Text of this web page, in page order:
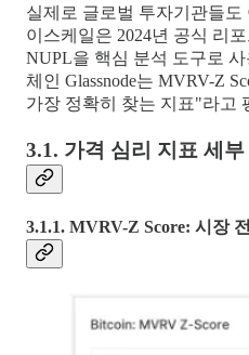
실제로 글로벌 투자기관들도
이스케일은 2024년 공식 리
NUPL을 핵심 분석 도구로
체인 Glassnode는 MVRV-Z
가장 정확히 찾는 지표"라고
3.1. 가격 심리 지표 세
3.1.1. MVRV-Z Score: 시장